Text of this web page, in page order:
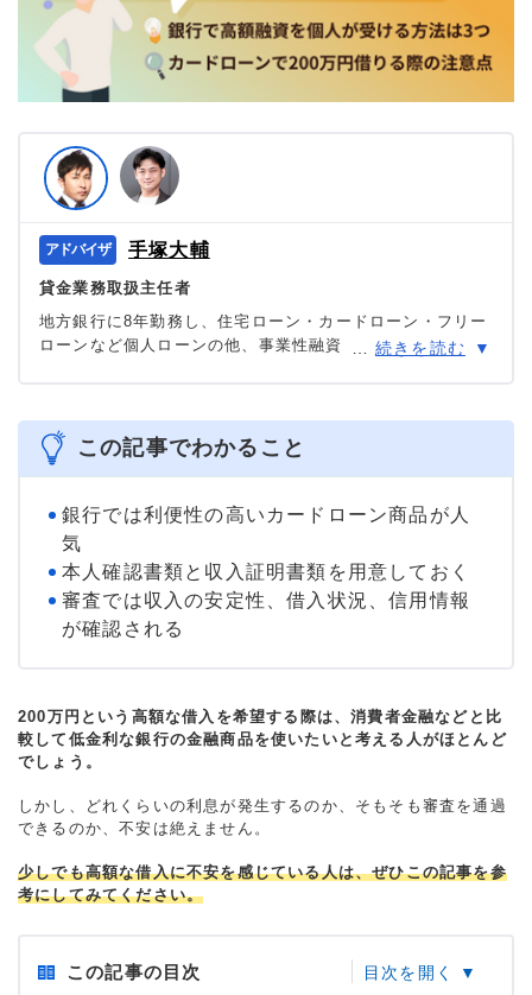
手塚大輔
貸金業務取扱主任者
地方銀行に8年勤務し、住宅ローン・カードローン・フリー
ローンなど個人ローンの他、事業性融資・創業融資など幅
資信託・個人年金・国債販売も取り扱った金融商品のプ
ロ。
＞＞公式ページ
続きを読む
この記事でわかること
銀行では利便性の高いカードローン商品が人
気
本人確認書類と収入証明書類を用意しておく
審査では収入の安定性、借入状況、信用情報
が確認される
200万円という高額な借入を希望する際は、消費者金融などと比
較して低金利な銀行の金融商品を使いたいと考える人がほとんど
でしょう。
しかし、どれくらいの利息が発生するのか、そもそも審査を通過
できるのか、不安は絶えません。
少しでも高額な借入に不安を感じている人は、ぜひこの記事を参
考にしてみてください。
この記事の目次